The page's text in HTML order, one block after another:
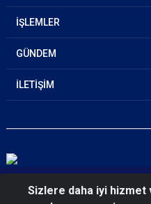
İŞLEMLER
GÜNDEM
İLETİŞİM
© 2026 Antalya
Sizlere daha iyi